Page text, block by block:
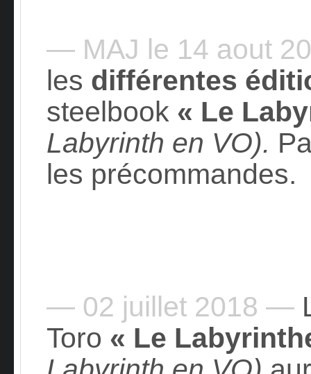
— MAJ le 14 aout
les différentes
steelbook « Le
Labyrinth en VO).
les précommandes.
— 02 juillet 2018 —
Toro « Le